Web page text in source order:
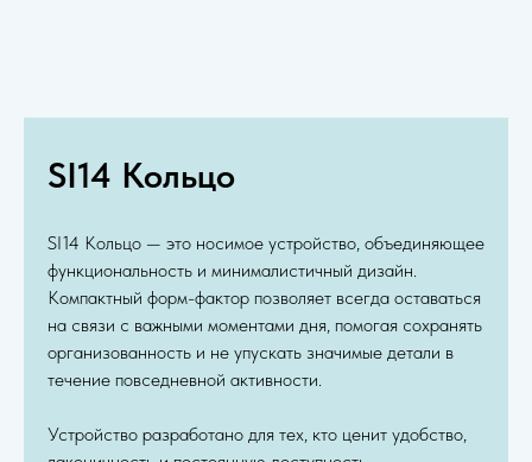
SI14 Кольцо
SI14 Кольцо — это носимое устройство, объединяющее
функциональность и минималистичный дизайн.
Компактный форм-фактор позволяет всегда оставаться
на связи с важными моментами дня, помогая сохранять
организованность и не упускать значимые детали в
течение повседневной активности.
Устройство разработано для тех, кто ценит удобство,